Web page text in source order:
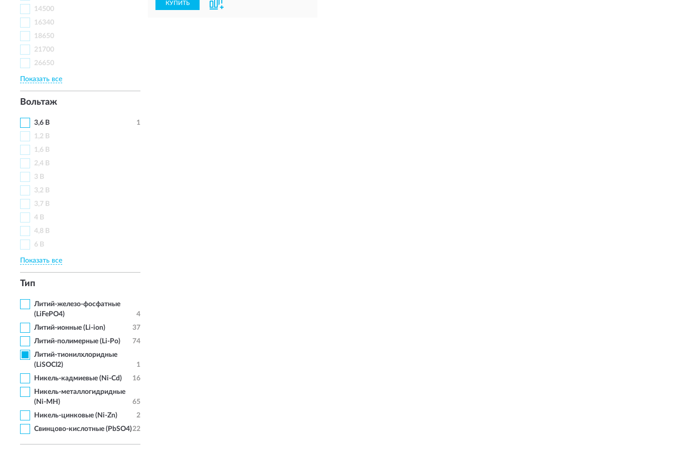
14500
16340
18650
21700
26650
Показать все
Вольтаж
3,6 В
1
1,2 В
1,6 В
2,4 В
3 В
3,2 В
3,7 В
4 В
4,8 В
6 В
Показать все
Тип
Литий-железо-фосфатные
(LiFePO4)
4
Литий-ионные (Li-ion)
37
Литий-полимерные (Li-Po)
74
Литий-тионилхлоридные
(LiSOCl2)
1
Никель-кадмиевые (Ni-Cd)
16
Никель-металлогидридные
(Ni-MH)
65
Никель-цинковые (Ni-Zn)
2
Свинцово-кислотные (PbSO4)22
КУПИТЬ